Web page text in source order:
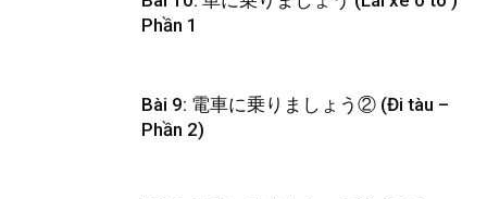
Phần 1
Bài 9: 電車に乗りましょう② (Đi tàu –
Phần 2)